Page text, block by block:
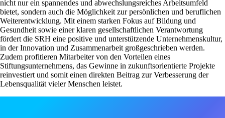
nicht nur ein spannendes und abwechslungsreiches Arbeitsumfeld
bietet, sondern auch die Möglichkeit zur persönlichen und beruflichen
Weiterentwicklung. Mit einem starken Fokus auf Bildung und
Gesundheit sowie einer klaren gesellschaftlichen Verantwortung
fördert die SRH eine positive und unterstützende Unternehmenskultur,
in der Innovation und Zusammenarbeit großgeschrieben werden.
Zudem profitieren Mitarbeiter von den Vorteilen eines
Stiftungsunternehmens, das Gewinne in zukunftsorientierte Projekte
reinvestiert und somit einen direkten Beitrag zur Verbesserung der
Lebensqualität vieler Menschen leistet.